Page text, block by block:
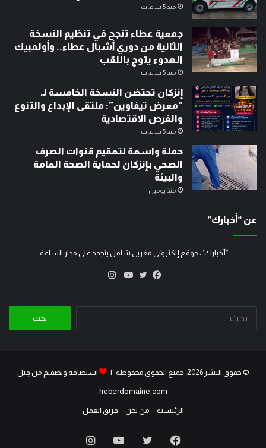
منذ 5 ساعات
جمعية عطاء تنجح في تنظيم النسخة
الثانية من دوري أشبال عطاء.. وأولمبيك
الهدوء يتوج باللقب
منذ 5 ساعات
إنزكان تحتضن النسخة الخامسة لـ
“معرض تيفاوين”: ملتقى الإبداع والتنوع
والفرص الاقتصادية
منذ 5 ساعات
حملة واسعة لتعقيم قنوات الصرف
الصحي بإنزكان لحماية الصحة العامة
والبيئة
منذ يومين
عن “أخبارك”
“أخبارك“، موقع إلكتروني مغربي شامل يتجدد على مدار الساعة.
© حقوق النشر 2026، جميع الحقوق محفوظة | استضافة وتصميم من قِبل
heberdomaine.com
الرئيسية من نحن فريق العمل
فيسبوكتويتر يوتيوبانستقرام